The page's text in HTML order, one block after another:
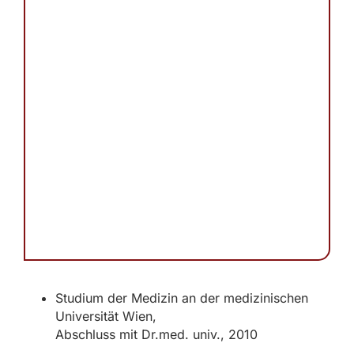
Studium der Medizin an der medizinischen
Universität Wien,
Abschluss mit Dr.med. univ., 2010